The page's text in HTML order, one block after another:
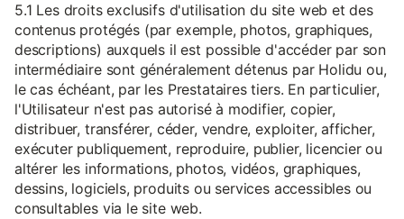
5.1 Les droits exclusifs d'utilisation du site web et des
contenus protégés (par exemple, photos, graphiques,
descriptions) auxquels il est possible d'accéder par son
intermédiaire sont généralement détenus par Holidu ou,
le cas échéant, par les Prestataires tiers. En particulier,
l'Utilisateur n'est pas autorisé à modifier, copier,
distribuer, transférer, céder, vendre, exploiter, afficher,
exécuter publiquement, reproduire, publier, licencier ou
altérer les informations, photos, vidéos, graphiques,
dessins, logiciels, produits ou services accessibles ou
consultables via le site web.